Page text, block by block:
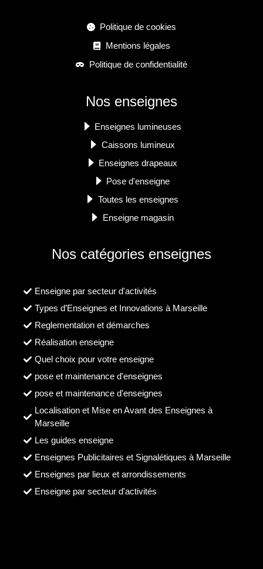
Politique de cookies
Mentions légales
Politique de confidentialité
Nos enseignes
Enseignes lumineuses
Caissons lumineux
Enseignes drapeaux
Pose d'enseigne
Toutes les enseignes
Enseigne magasin
Nos catégories enseignes
Enseigne par secteur d'activités
Types d’Enseignes et Innovations à Marseille
Reglementation et démarches
Réalisation enseigne
Quel choix pour votre enseigne
pose et maintenance d'enseignes
pose et maintenance d'enseignes
Localisation et Mise en Avant des Enseignes à
Marseille
Les guides enseigne
Enseignes Publicitaires et Signalétiques à Marseille
Enseignes par lieux et arrondissements
Enseigne par secteur d'activités